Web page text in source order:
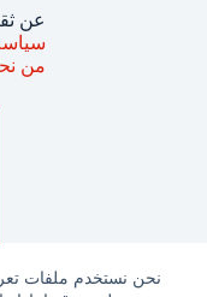
نحن نستخدم ملفات
عن
من